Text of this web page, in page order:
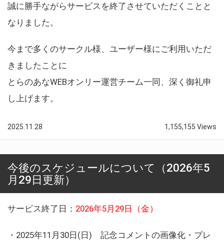
誠に勝手ながらサービスを終了させていただくことと
なりました。
今まで多くのサークル様、ユーザー様にご利用いただ
きましたことに
とらのあなWEBオンリー運営チーム一同、深く御礼申
し上げます。
2025.11.28 1,155,155 Views
今後のスケジュールについて（2026年5
月29日更新）
サービス終了日： 2026年5月29日（金）
・2025年11月30日(日) 記念コメントの画像化・プレ